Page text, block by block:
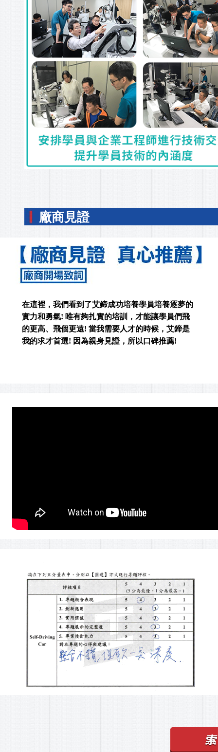
廠商見證
在這裡，我們看到了艾鍗成功培養學員培養逐夢的
實力和勇氣! 唯有夠扎實的培訓，才能讓學員們飛
的更高、飛個更遠! 當我需要人才的時候，艾鍗是
我的求才首選! 因為親身見證，所以口碑推薦!